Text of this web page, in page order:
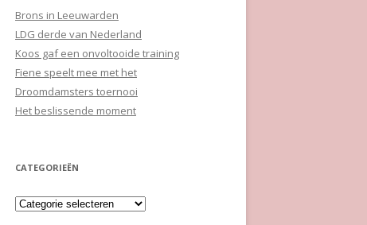
Brons in Leeuwarden
LDG derde van Nederland
Koos gaf een onvoltooide training
Fiene speelt mee met het
Droomdamsters toernooi
Het beslissende moment
CATEGORIEËN
Categorieën